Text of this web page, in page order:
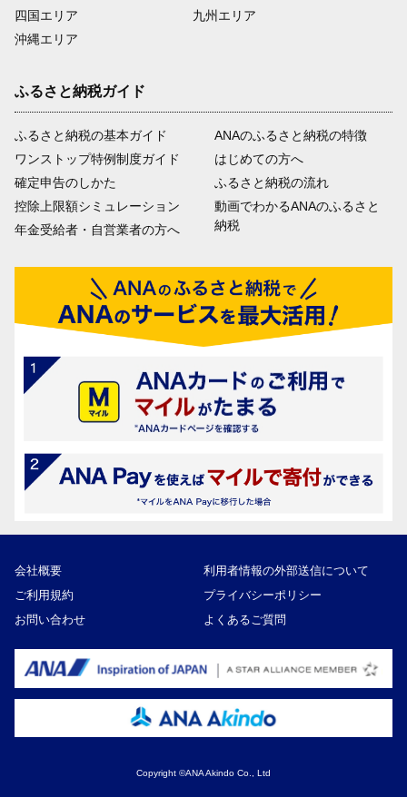
四国エリア
沖縄エリア
九州エリア
ふるさと納税ガイド
ふるさと納税の基本ガイド
ワンストップ特例制度ガイド
確定申告のしかた
控除上限額シミュレーション
年金受給者・自営業者の方へ
ANAのふるさと納税の特徴
はじめての方へ
ふるさと納税の流れ
動画でわかるANAのふるさと
納税
会社概要
利用者情報の外部送信について
ご利用規約
プライバシーポリシー
お問い合わせ
よくあるご質問
Copyright ©ANA Akindo Co., Ltd